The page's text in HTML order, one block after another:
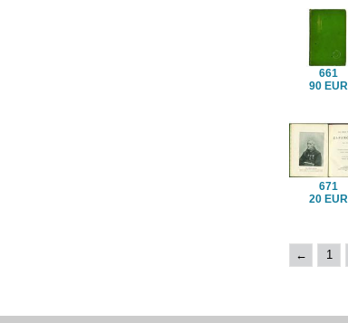
661
90 EUR
671
20 EUR
← 1